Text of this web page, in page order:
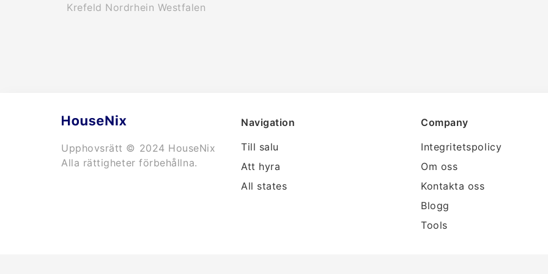
Krefeld Nordrhein Westfalen
Upphovsrätt © 2024 HouseNix
Alla rättigheter förbehållna.
Navigation
Till salu
Att hyra
All states
Company
Integritetspolicy
Om oss
Kontakta oss
Blogg
Tools